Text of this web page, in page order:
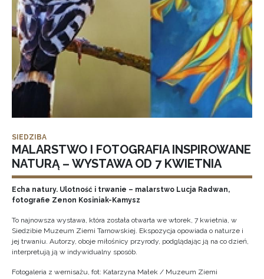
SIEDZIBA
MALARSTWO I FOTOGRAFIA INSPIROWANE
NATURĄ – WYSTAWA OD 7 KWIETNIA
Echa natury. Ulotność i trwanie – malarstwo Lucja Radwan,
fotografie Zenon Kosiniak-Kamysz
To najnowsza wystawa, która została otwarta we wtorek, 7 kwietnia, w
Siedzibie Muzeum Ziemi Tarnowskiej. Ekspozycja opowiada o naturze i
jej trwaniu. Autorzy, oboje miłośnicy przyrody, podglądając ją na co dzień,
interpretują ją w indywidualny sposób.
Fotogaleria z wernisażu, fot: Katarzyna Małek / Muzeum Ziemi